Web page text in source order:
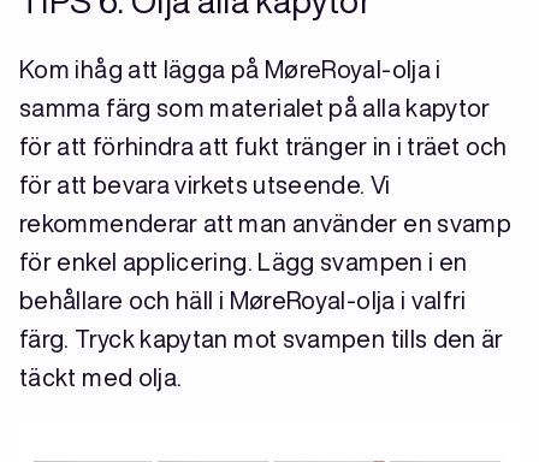
Kom ihåg att lägga på MøreRoyal-olja i
samma färg som materialet på alla kapytor
för att förhindra att fukt tränger in i träet och
för att bevara virkets utseende. Vi
rekommenderar att man använder en svamp
för enkel applicering. Lägg svampen i en
behållare och häll i MøreRoyal-olja i valfri
färg. Tryck kapytan mot svampen tills den är
täckt med olja.